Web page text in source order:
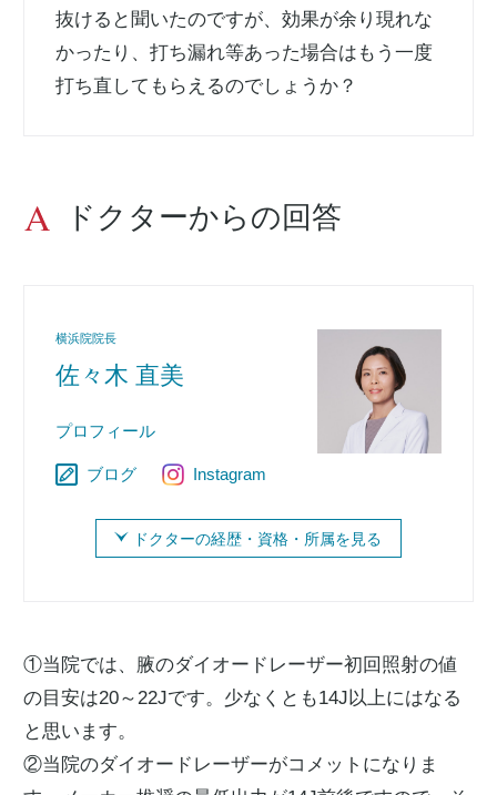
抜けると聞いたのですが、効果が余り現れな
かったり、打ち漏れ等あった場合はもう一度
打ち直してもらえるのでしょうか？
ドクターからの回答
横浜院院長
佐々木 直美
プロフィール
ブログ Instagram
ドクターの経歴・資格・所属を見る
①当院では、腋のダイオードレーザー初回照射の値
の目安は20～22Jです。少なくとも14J以上にはなる
と思います。
②当院のダイオードレーザーがコメットになりま